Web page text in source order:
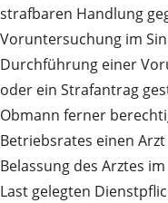
strafbaren Handlung
Voruntersuchung im
Durchführung einer
oder ein Strafantrag
Obmann ferner
Betriebsrates einen
Belassung des Arztes
Last gelegten